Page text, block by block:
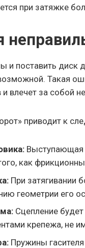
при затяжке
и поставить
Такая
влечет за собой
приводит к
Выступающая
как
При затягивании
геометрии его
Сцепление
крепежа, не
Пружины